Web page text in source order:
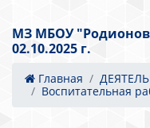
МЗ МБОУ
02.10.2025 г.
Главная
Воспитательная